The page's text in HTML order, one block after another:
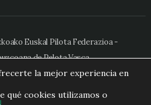
Euskal Pilota Federazioa -
de Pelota Vasca
la mejor experiencia en
qué cookies utilizamos o